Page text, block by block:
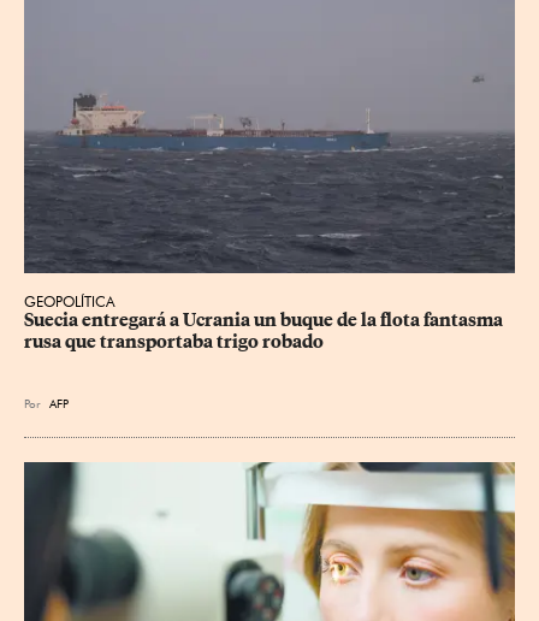
GEOPOLÍTICA
Suecia entregará a Ucrania un buque de la flota fantasma
rusa que transportaba trigo robado
Por AFP